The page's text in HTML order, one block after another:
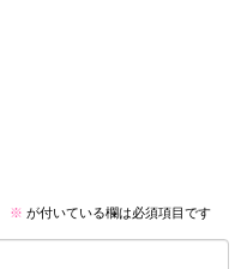
※ が付いている欄は必須項目です